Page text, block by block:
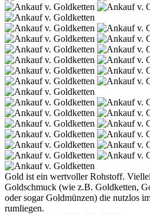
Gold ist ein wertvoller Rohstoff.
Goldschmuck (wie z.B. Goldketten,
oder sogar Goldmünzen) die nutzlos
rumliegen.